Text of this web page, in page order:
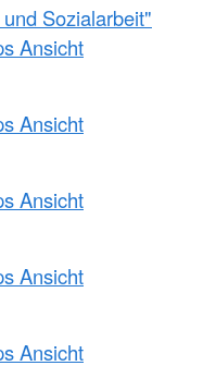
Sozialarbeit"
Ansicht
Ansicht
Ansicht
Ansicht
Ansicht